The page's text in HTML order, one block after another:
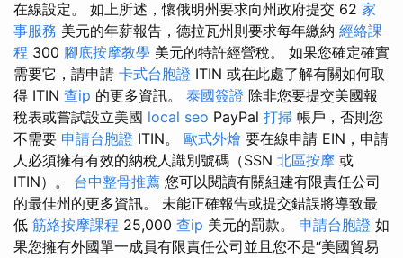
在線設定。 如上所述，懷俄明州要求向州政府提交 62 家
事服務 美元的年薪報告，德拉瓦州則要求每年繳納 經絡課
程 300 腳底按摩教學 美元的特許經營稅。 如果您確定確實
需要它，請申請 卡式台胞證 ITIN 或在此處了解有關如何取
得 ITIN 查ip 的更多資訊。 泰國簽證 除非您要提交美國報
稅表或嘗試設立美國 local seo PayPal 打掃 帳戶，否則您
不需要 申請台胞證 ITIN。 歐式外燴 要在線申請 EIN，申請
人必須擁有有效的納稅人識別號碼（SSN 北區按摩 或
ITIN）。 台中整骨推薦 您可以閱讀有關組建有限責任公司
的最佳州的更多資訊。 未能正確報告或提交錯誤將導致最
低 筋絡按摩課程 25,000 查ip 美元的罰款。 申請台胞證 如
果您擁有外國單一成員有限責任公司並且您不是“美國貿易